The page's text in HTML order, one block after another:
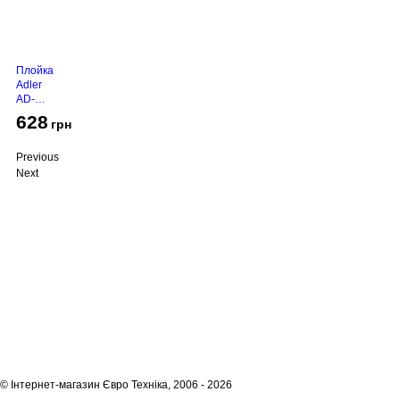
Плойка
Adler
AD-
628 грн
Previous
Next
© Інтернет-магазин Євро Техніка, 2006 - 2026